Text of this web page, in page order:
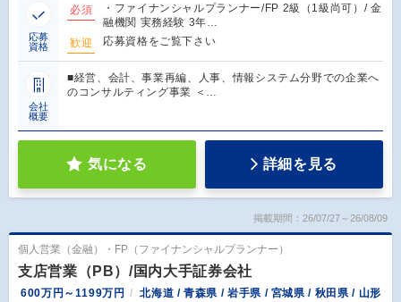
応募
資格
必須
・ファイナンシャルプランナー/FP 2級（1級尚可）/ 金
融機関 実務経験 3年…
歓迎
応募資格をご覧下さい
会社
概要
■経営、会計、事業再編、人事、情報システム分野での企業へ
のコンサルティング事業 ＜…
気になる 詳細を見る
掲載期間：26/07/27～26/08/09
個人営業（金融）・FP（ファイナンシャルプランナー）
支店営業（PB）/国内大手証券会社
600万円～1199万円
北海道 / 青森県 / 岩手県 / 宮城県 / 秋田県 / 山形